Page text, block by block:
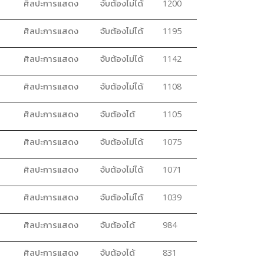
ศิลปะการแสดง จับต้องไม่ได้ 1200
ศิลปะการแสดง จับต้องไม่ได้ 1195
ศิลปะการแสดง จับต้องไม่ได้ 1142
ศิลปะการแสดง จับต้องไม่ได้ 1108
ศิลปะการแสดง จับต้องได้ 1105
ศิลปะการแสดง จับต้องไม่ได้ 1075
ศิลปะการแสดง จับต้องไม่ได้ 1071
ศิลปะการแสดง จับต้องไม่ได้ 1039
ศิลปะการแสดง จับต้องได้ 984
ศิลปะการแสดง จับต้องได้ 831